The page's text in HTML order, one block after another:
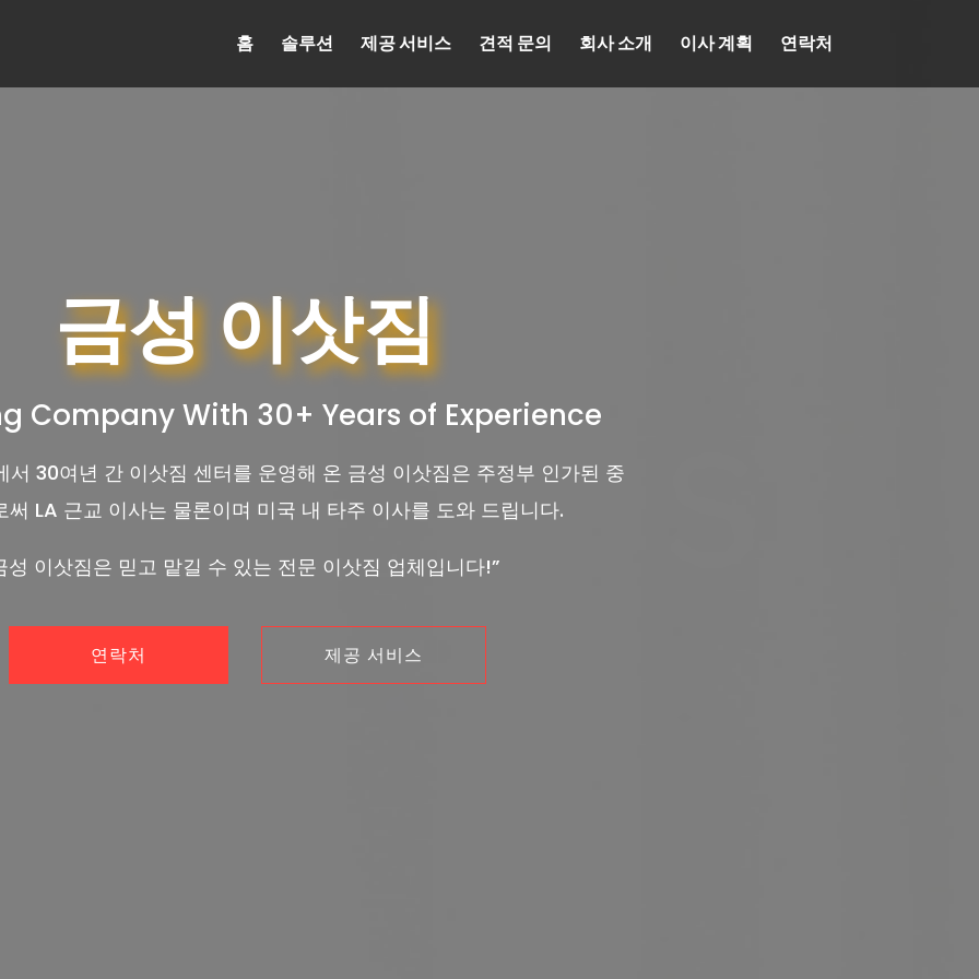
홈 솔루션 제공 서비스 견적 문의 회사 소개 이사 계획 연락처
금성 이삿짐
Company With 30+ Years of Experience
서 30여년 간 이삿짐 센터를 운영해 온 금성 이삿짐은 주정부 인가된 중
써 LA 근교 이사는 물론이며 미국 내 타주 이사를 도와 드립니다.
성 이삿짐은 믿고 맡길 수 있는 전문 이삿짐 업체입니다!”
연락처 제공 서비스